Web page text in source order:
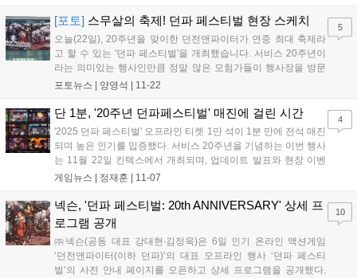
규 캐릭터로 제국에 충성하는 제...
[포토] 스무살의 축제! 던파 페스티벌 현장 스케치
오늘(22일), 20주년을 맞이한 던전앤파이터가 연중 최대 축제라
고 할 수 있는 '던파 페스티벌'을 개최했습니다. 서비스 20주년이
라는 의미있는 행사인만큼 정말 많은 모험가들이 행사장을 방문
했죠. 올해 던파 페스티벌은 일산 킨텍스 전시장 10홀과 7A홀, 두
있었는데, 바로 모험가 참여 콘텐츠...
포토뉴스 | 양영석 11-22
5
단 1분, '20주년 던파페스티벌' 매진에 걸린 시간
'2025 던파 페스티벌' 오프라인 티켓 1만 석이 1분 만에 전석 매진
되며 높은 인기를 입증했다. 서비스 20주년을 기념하는 이번 행사
는 11월 22일 킨텍스에서 개최되며, 업데이트 발표와 현장 이벤
트는 공식 유튜브를 통해 온라인 생중계된다....
게임뉴스 | 정재훈 11-07
4
넥슨, '던파 페스티벌: 20th ANNIVERSARY' 상세 프
로그램 공개
㈜넥슨(공동 대표 강대현∙김정욱)은 6일 인기 온라인 액션게임
‘던전앤파이터(이하 던파)’의 대표 오프라인 행사 ‘던파 페스티
벌’의 사전 안내 페이지를 오픈하고 상세 프로그램을 공개했다.
10